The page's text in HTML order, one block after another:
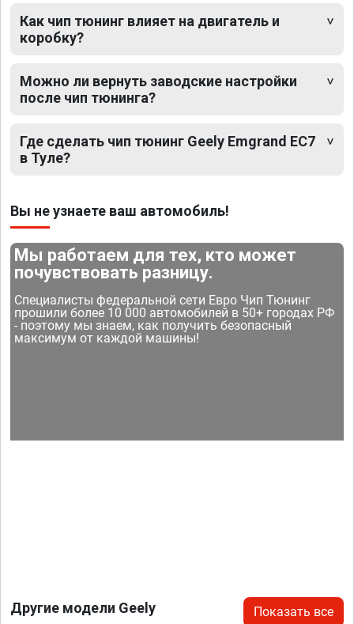
Как чип тюнинг влияет на двигатель и
коробку?
Можно ли вернуть заводские настройки
после чип тюнинга?
Где сделать чип тюнинг Geely Emgrand EC7
в Туле?
Вы не узнаете ваш автомобиль!
Мы работаем для тех, кто может
почувствовать разницу.
Специалисты федеральной сети Евро Чип Тюнинг
прошили более 10 000 автомобилей в 50+ городах РФ
- поэтому мы знаем, как получить безопасный
максимум от каждой машины!
Другие модели Geely Показать все